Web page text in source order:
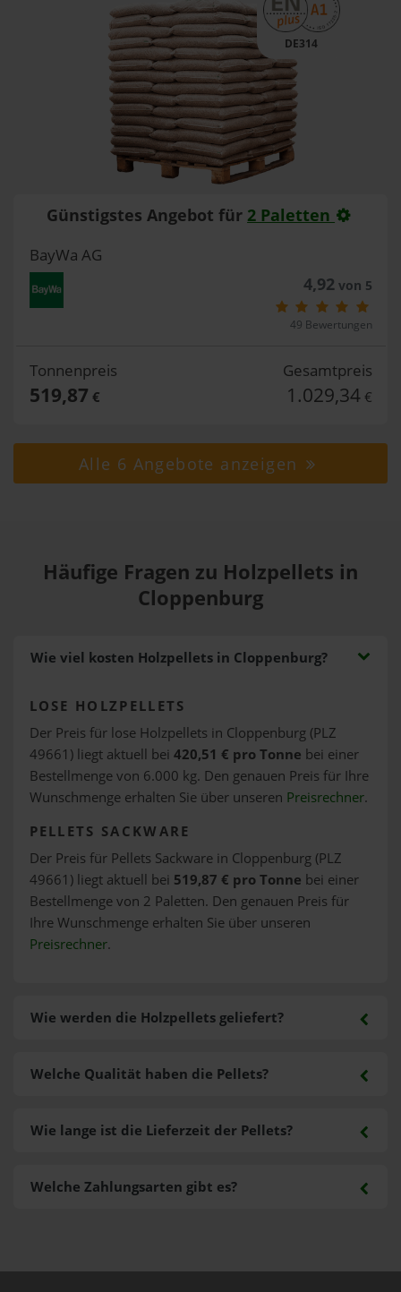
DE314
Günstigstes Angebot für 2 Paletten
BayWa AG
4,92von 5
49 Bewertungen
Tonnenpreis
519,87 €
Gesamtpreis
1.029,34 €
Alle 6 Angebote anzeigen
Häufige Fragen zu Holzpellets in
Cloppenburg
Wie viel kosten Holzpellets in Cloppenburg?
LOSE HOLZPELLETS
Der Preis für lose Holzpellets in Cloppenburg (PLZ
49661) liegt aktuell bei 420,51 € pro Tonne bei einer
Bestellmenge von 6.000 kg. Den genauen Preis für Ihre
Wunschmenge erhalten Sie über unseren Preisrechner.
PELLETS SACKWARE
Der Preis für Pellets Sackware in Cloppenburg (PLZ
49661) liegt aktuell bei 519,87 € pro Tonne bei einer
Bestellmenge von 2 Paletten. Den genauen Preis für
Ihre Wunschmenge erhalten Sie über unseren
Preisrechner.
Wie werden die Holzpellets geliefert?
Welche Zahlungsarten gibt es?
Welche Qualität haben die Pellets?
Wie lange ist die Lieferzeit der Pellets?